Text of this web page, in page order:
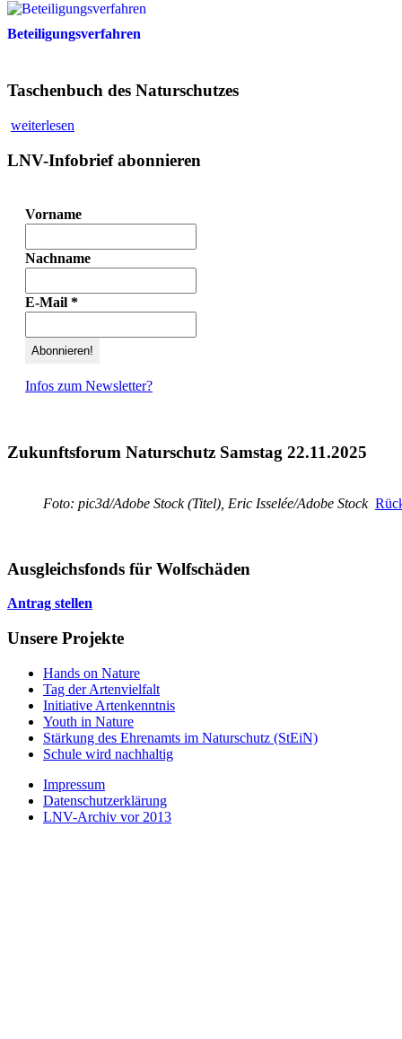
Beteiligungsverfahren
Taschenbuch des Naturschutzes
weiterlesen
LNV-Infobrief abonnieren
Vorname
Nachname
E-Mail *
Infos zum Newsletter?
Zukunftsforum Naturschutz Samstag 22.11.2025
Foto: pic3d/Adobe Stock (Titel), Eric Isselée/Adobe Stock
Ausgleichsfonds für Wolfschäden
Antrag stellen
Unsere Projekte
Hands on Nature
Tag der Artenvielfalt
Initiative Artenkenntnis
Youth in Nature
Stärkung des Ehrenamts im Naturschutz (StEiN)
Schule wird nachhaltig
Impressum
Datenschutzerklärung
LNV-Archiv vor 2013